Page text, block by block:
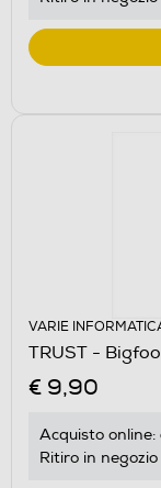
VARIE
TRUST -
€ 9,90
Acquisto online:
Ritiro in